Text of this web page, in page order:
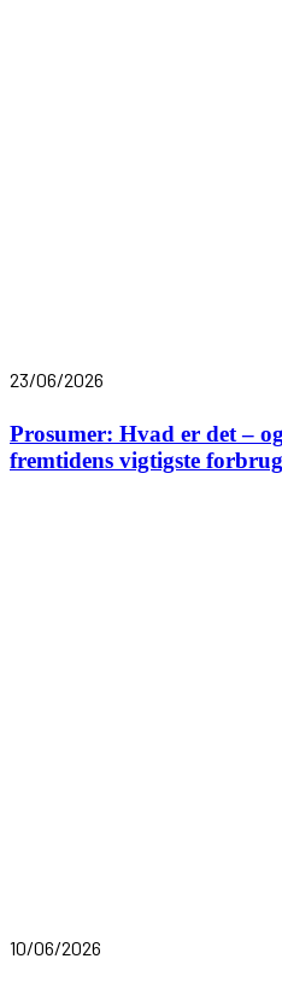
23/06/2026
Prosumer: Hvad er det –
fremtidens vigtigste
10/06/2026